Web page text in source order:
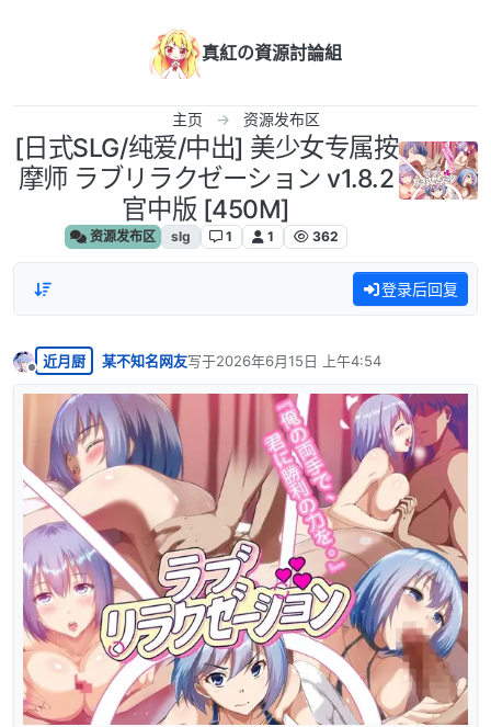
真紅の資源討論組
主页 资源发布区
[日式SLG/纯爱/中出] 美少女专属按
摩师 ラブリラクゼーション v1.8.2
官中版 [450M]
资源发布区 slg 1 1 362
登录后回复
离线
近月厨 某不知名网友写于2026年6月15日 上午4:54
最后由 编辑